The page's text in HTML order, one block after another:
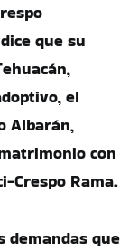
que su
el
Albarán,
con
Crespo Rama.
demandas que